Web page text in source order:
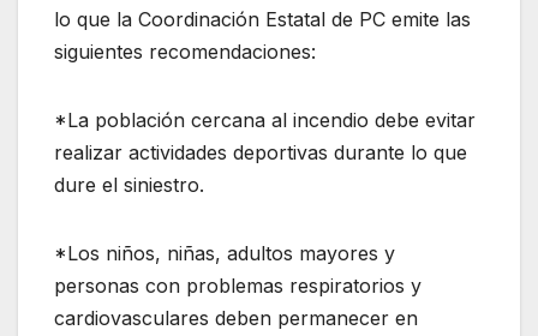
lo que la Coordinación Estatal de PC emite las
siguientes recomendaciones:
*La población cercana al incendio debe evitar
realizar actividades deportivas durante lo que
dure el siniestro.
*Los niños, niñas, adultos mayores y
personas con problemas respiratorios y
cardiovasculares deben permanecer en